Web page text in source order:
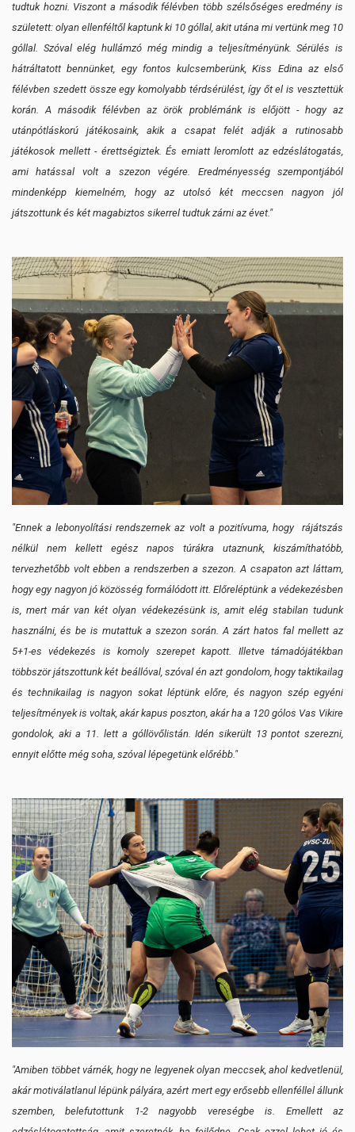
tudtuk hozni. Viszont a második félévben több szélsőséges eredmény is
született: olyan ellenféltől kaptunk ki 10 góllal, akit utána mi vertünk meg 10
góllal. Szóval elég hullámzó még mindig a teljesítményünk. Sérülés is
hátráltatott bennünket, egy fontos kulcsemberünk, Kiss Edina az első
félévben szedett össze egy komolyabb térdsérülést, így őt el is vesztettük
korán. A második félévben az örök problémánk is előjött - hogy az
utánpótláskorú játékosaink, akik a csapat felét adják a rutinosabb
játékosok mellett - érettségiztek. És emiatt leromlott az edzéslátogatás,
ami hatással volt a szezon végére. Eredményesség szempontjából
mindenképp kiemelném, hogy az utolsó két meccsen nagyon jól
játszottunk és két magabiztos sikerrel tudtuk zárni az évet."
"Ennek a lebonyolítási rendszernek az volt a pozitívuma, hogy rájátszás
nélkül nem kellett egész napos túrákra utaznunk, kiszámíthatóbb,
tervezhetőbb volt ebben a rendszerben a szezon. A csapaton azt láttam,
hogy egy nagyon jó közösség formálódott itt. Előreléptünk a védekezésben
is, mert már van két olyan védekezésünk is, amit elég stabilan tudunk
használni, és be is mutattuk a szezon során. A zárt hatos fal mellett az
5+1-es védekezés is komoly szerepet kapott. Illetve támadójátékban
többször játszottunk két beállóval, szóval én azt gondolom, hogy taktikailag
és technikailag is nagyon sokat léptünk előre, és nagyon szép egyéni
teljesítmények is voltak, akár kapus poszton, akár ha a 120 gólos Vas Vikire
gondolok, aki a 11. lett a góllövőlistán. Idén sikerült 13 pontot szerezni,
ennyit előtte még soha, szóval lépegetünk előrébb."
"Amiben többet várnék, hogy ne legyenek olyan meccsek, ahol kedvetlenül,
akár motiválatlanul lépünk pályára, azért mert egy erősebb ellenféllel állunk
szemben, belefutottunk 1-2 nagyobb vereségbe is. Emellett az